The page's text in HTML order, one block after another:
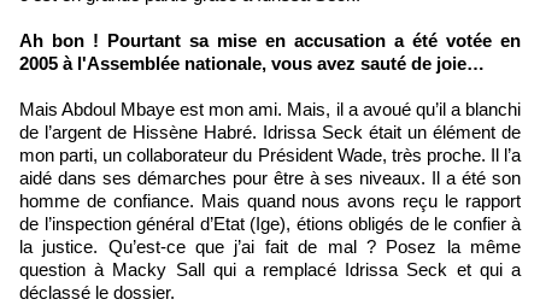
Ah bon ! Pourtant sa mise en accusation a été votée en
2005 à l'Assemblée nationale, vous avez sauté de joie…
Mais Abdoul Mbaye est mon ami. Mais, il a avoué qu’il a blanchi
de l’argent de Hissène Habré. Idrissa Seck était un élément de
mon parti, un collaborateur du Président Wade, très proche. Il l’a
aidé dans ses démarches pour être à ses niveaux. Il a été son
homme de confiance. Mais quand nous avons reçu le rapport
de l’inspection général d’Etat (Ige), étions obligés de le confier à
la justice. Qu’est-ce que j’ai fait de mal ? Posez la même
question à Macky Sall qui a remplacé Idrissa Seck et qui a
déclassé le dossier.